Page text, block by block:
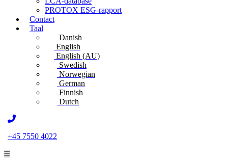
PROTOX ESG-rapport
Contact
Taal
Danish
English
English (AU)
Swedish
Norwegian
German
Finnish
Dutch
+45 7550 4022